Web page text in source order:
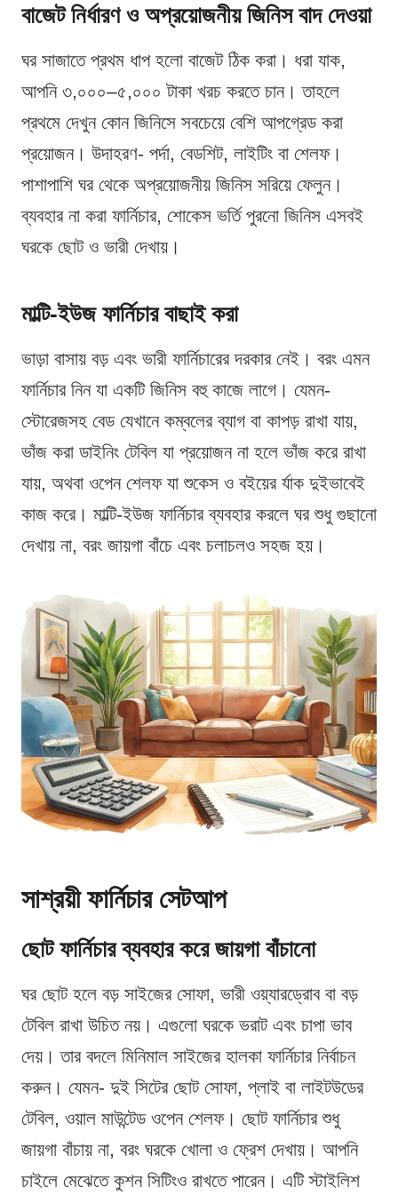
বাজেট নির্ধারণ ও অপ্রয়োজনীয় জিনিস বাদ দেওয়া
ঘর সাজাতে প্রথম ধাপ হলো বাজেট ঠিক করা। ধরা যাক,
আপনি ৩,০০০–৫,০০০ টাকা খরচ করতে চান। তাহলে
প্রথমে দেখুন কোন জিনিসে সবচেয়ে বেশি আপগ্রেড করা
প্রয়োজন। উদাহরণ- পর্দা, বেডশিট, লাইটিং বা শেলফ।
পাশাপাশি ঘর থেকে অপ্রয়োজনীয় জিনিস সরিয়ে ফেলুন।
ব্যবহার না করা ফার্নিচার, শোকেস ভর্তি পুরনো জিনিস এসবই
ঘরকে ছোট ও ভারী দেখায়।
মাল্টি-ইউজ ফার্নিচার বাছাই করা
ভাড়া বাসায় বড় এবং ভারী ফার্নিচারের দরকার নেই। বরং এমন
ফার্নিচার নিন যা একটি জিনিস বহু কাজে লাগে। যেমন-
স্টোরেজসহ বেড যেখানে কম্বলের ব্যাগ বা কাপড় রাখা যায়,
ভাঁজ করা ডাইনিং টেবিল যা প্রয়োজন না হলে ভাঁজ করে রাখা
যায়, অথবা ওপেন শেলফ যা শুকেস ও বইয়ের র্যাক দুইভাবেই
কাজ করে। মাল্টি-ইউজ ফার্নিচার ব্যবহার করলে ঘর শুধু গুছানো
দেখায় না, বরং জায়গা বাঁচে এবং চলাচলও সহজ হয়।
সাশ্রয়ী ফার্নিচার সেটআপ
ছোট ফার্নিচার ব্যবহার করে জায়গা বাঁচানো
ঘর ছোট হলে বড় সাইজের সোফা, ভারী ওয়্যারড্রোব বা বড়
টেবিল রাখা উচিত নয়। এগুলো ঘরকে ভরাট এবং চাপা ভাব
দেয়। তার বদলে মিনিমাল সাইজের হালকা ফার্নিচার নির্বাচন
করুন। যেমন- দুই সিটের ছোট সোফা, প্লাই বা লাইটউডের
টেবিল, ওয়াল মাউন্টেড ওপেন শেলফ। ছোট ফার্নিচার শুধু
জায়গা বাঁচায় না, বরং ঘরকে খোলা ও ফ্রেশ দেখায়। আপনি
চাইলে মেঝেতে কুশন সিটিংও রাখতে পারেন। এটি স্টাইলিশ